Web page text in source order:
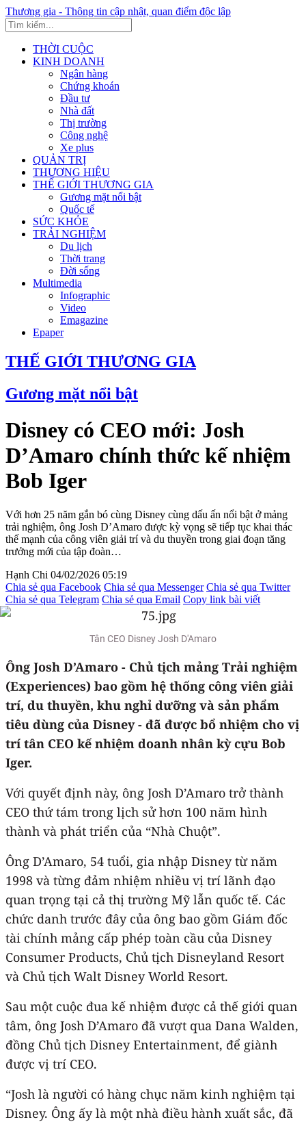
Thương gia - Thông tin cập nhật, quan điểm độc lập
THỜI CUỘC
KINH DOANH
Ngân hàng
Chứng khoán
Đầu tư
Nhà đất
Thị trường
Công nghệ
Xe plus
QUẢN TRỊ
THƯƠNG HIỆU
THẾ GIỚI THƯƠNG GIA
Gương mặt nổi bật
Quốc tế
SỨC KHỎE
TRẢI NGHIỆM
Du lịch
Thời trang
Đời sống
Multimedia
Infographic
Video
Emagazine
Epaper
THẾ GIỚI THƯƠNG GIA
Gương mặt nổi bật
Disney có CEO mới: Josh
D’Amaro chính thức kế nhiệm
Bob Iger
Với hơn 25 năm gắn bó cùng Disney cùng dấu ấn nổi bật ở mảng
trải nghiệm, ông Josh D’Amaro được kỳ vọng sẽ tiếp tục khai thác
thế mạnh của công viên giải trí và du thuyền trong giai đoạn tăng
trưởng mới của tập đoàn…
Hạnh Chi 04/02/2026 05:19
Chia sẻ qua Facebook Chia sẻ qua Messenger Chia sẻ qua Twitter
Chia sẻ qua Telegram Chia sẻ qua Email Copy link bài viết
Tân CEO Disney Josh D'Amaro
Ông Josh D’Amaro - Chủ tịch mảng Trải nghiệm
(Experiences) bao gồm hệ thống công viên giải
trí, du thuyền, khu nghỉ dưỡng và sản phẩm
tiêu dùng của Disney - đã được bổ nhiệm cho vị
trí tân CEO kế nhiệm doanh nhân kỳ cựu Bob
Iger.
Với quyết định này, ông Josh D’Amaro trở thành
CEO thứ tám trong lịch sử hơn 100 năm hình
thành và phát triển của “Nhà Chuột”.
Ông D’Amaro, 54 tuổi, gia nhập Disney từ năm
1998 và từng đảm nhiệm nhiều vị trí lãnh đạo
quan trọng tại cả thị trường Mỹ lẫn quốc tế. Các
chức danh trước đây của ông bao gồm Giám đốc
tài chính mảng cấp phép toàn cầu của Disney
Consumer Products, Chủ tịch Disneyland Resort
và Chủ tịch Walt Disney World Resort.
Sau một cuộc đua kế nhiệm được cả thế giới quan
tâm, ông Josh D’Amaro đã vượt qua Dana Walden,
đồng Chủ tịch Disney Entertainment, để giành
được vị trí CEO.
“Josh là người có hàng chục năm kinh nghiệm tại
Disney. Ông ấy là một nhà điều hành xuất sắc, đã